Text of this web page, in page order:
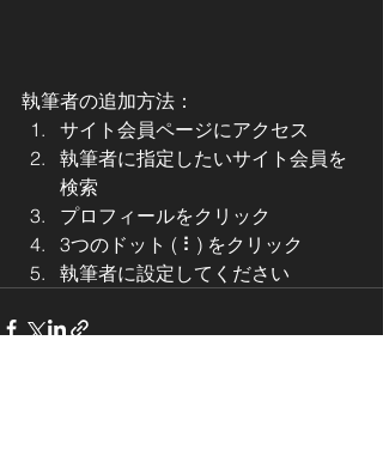
執筆者の追加方法：
サイト会員ページにアクセス
執筆者に指定したいサイト会員を
検索
プロフィールをクリック
3つのドット ( ⠇) をクリック
執筆者に設定してください